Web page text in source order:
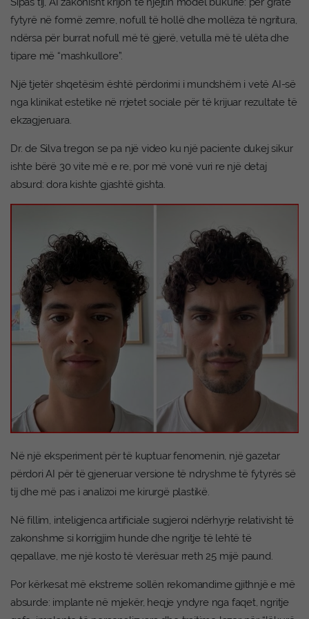
fytyrë në formë zemre, nofull të hollë dhe mollëza të ngritura,
ndërsa për burrat nofull më të gjerë, vetulla më të ulëta dhe
tipare më “mashkullore”.
Një tjetër shqetësim është përdorimi i mundshëm i vetë AI-së
nga klinikat estetike në rrjetet sociale për të krijuar rezultate të
ekzagjeruara.
Dr. de Silva tregon se pa një video ku një paciente dukej sikur
ishte bërë 30 vite më e re, por më vonë vuri re një detaj
absurd: dora kishte gjashtë gishta.
Në një eksperiment për të kuptuar fenomenin, një gazetar
përdori AI për të gjeneruar versione të ndryshme të fytyrës së
tij dhe më pas i analizoi me kirurgë plastikë.
Në fillim, inteligjenca artificiale sugjeroi ndërhyrje relativisht të
zakonshme si korrigjim hunde dhe ngritje të lehtë të
qepallave, me një kosto të vlerësuar rreth 25 mijë paund.
Por kërkesat më ekstreme sollën rekomandime gjithnjë e më
absurde: implante në mjekër, heqje yndyre nga faqet, ngritje